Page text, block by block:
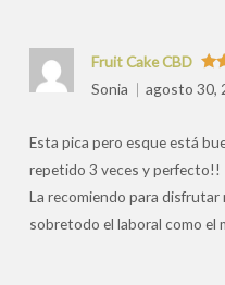
Fruit Cake CBD
Sonia
agosto 30,
Esta pica pero esque está
repetido 3 veces y perfecto!!
La recomiendo para disfrutar
sobretodo el laboral como el